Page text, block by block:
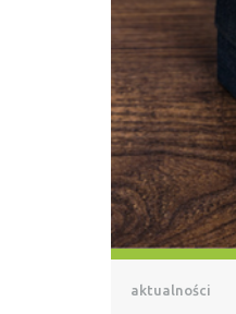
aktualności